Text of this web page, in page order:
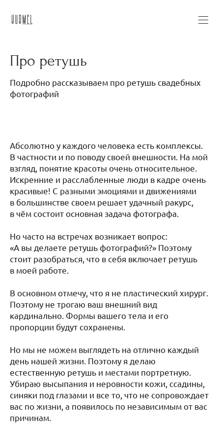
Про ретушь
Подробно рассказываем про ретушь свадебных
фотографий
Абсолютно у каждого человека есть комплексы.
В частности и по поводу своей внешности. На мой
взгляд, понятие красоты очень относительное.
Искренние и расслабленные люди в кадре очень
красивые! С разными эмоциями и движениями
в большинстве своем решает удачный ракурс,
в чём состоит основная задача фотографа.
Но часто на встречах возникает вопрос:
«А вы делаете ретушь фотографий?» Поэтому
стоит разобраться, что в себя включает ретушь
в моей работе.
В основном отмечу, что я не пластический хирург.
Поэтому не трогаю ваш внешний вид
кардинально. Формы вашего тела и его
пропорции будут сохранены.
Но мы не можем выглядеть на отлично каждый
день нашей жизни. Поэтому я делаю
естественную ретушь и местами портретную.
Убираю высыпания и неровности кожи, ссадины,
синяки под глазами и все то, что не сопровождает
вас по жизни, а появилось по независимым от вас
причинам.